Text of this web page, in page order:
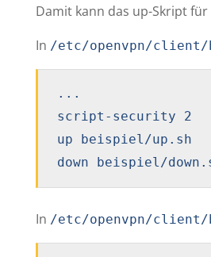
Damit kann das up-Skript
In /etc/openvpn/
...
script-security 2
up beispiel/up.sh
down beispiel/
In /etc/openvpn/